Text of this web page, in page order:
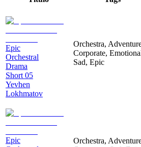
Epic
Orchestral
Drama
Short 05
Yevhen
Lokhmatov
Orchestra,
Corporate,
Sad, Epic
Epic
Orchestra,